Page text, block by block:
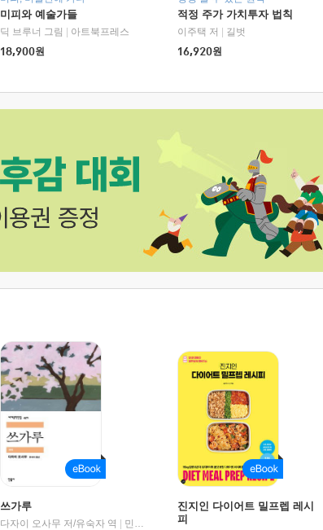
미피와 예술가들
딕 브루너 그림
아트북프레스
18,900원
적정 주가 가치투자 법칙
이주택 저
길벗
16,920원
|
교보문고
쓰가루
다자이 오사무 저/유숙자 역
민음사
진지인 다이어트 밀프렙 레시
피